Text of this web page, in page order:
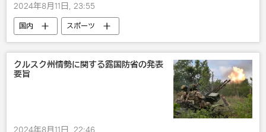
2024年8月11日, 23:55
国内 スポーツ
クルスク州情勢に関する露国防省の発表
要旨
2024年8月11日, 22:46